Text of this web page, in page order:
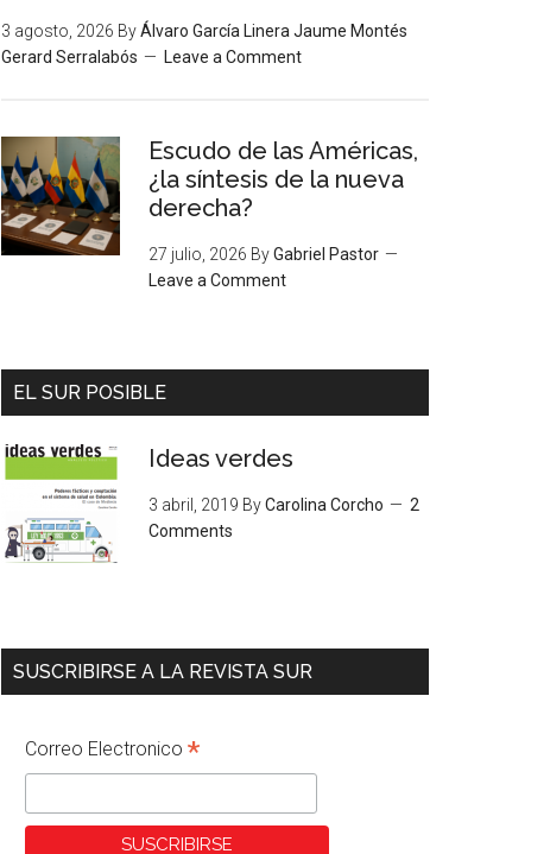
3 agosto, 2026 ByÁlvaro García Linera Jaume Montés
Gerard Serralabós
Leave a Comment
Escudo de las Américas,
¿la síntesis de la nueva
derecha?
27 julio, 2026 ByGabriel Pastor
Leave a Comment
EL SUR POSIBLE
Ideas verdes
3 abril, 2019 ByCarolina Corcho
2
Comments
SUSCRIBIRSE A LA REVISTA SUR
Correo Electronico *